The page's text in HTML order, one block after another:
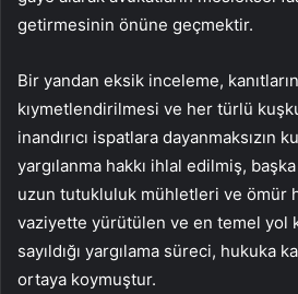
getirmesinin önüne geçmektir.
Bir yandan eksik inceleme,
kıymetlendirilmesi ve her türlü
inandırıcı ispatlara dayanmaksızın
yargılanma hakkı ihlal edilmiş,
uzun tutukluluk mühletleri ve ömür
vaziyette yürütülen ve en temel yol
sayıldığı yargılama süreci, hukuka
ortaya koymuştur.